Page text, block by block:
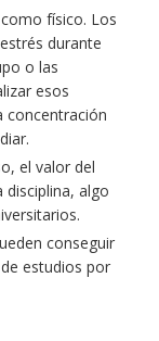
físico. Los
durante
o las
esos
concentración
el valor del
algo
conseguir
estudios por